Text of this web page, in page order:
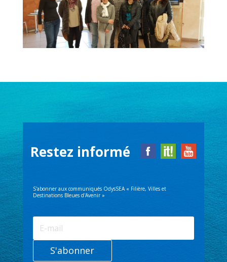
Restez informé
S'abonner aux communiqués OdysSEA « Filière, Villes et
Destinations Bleues d'Avenir »
S'abonner